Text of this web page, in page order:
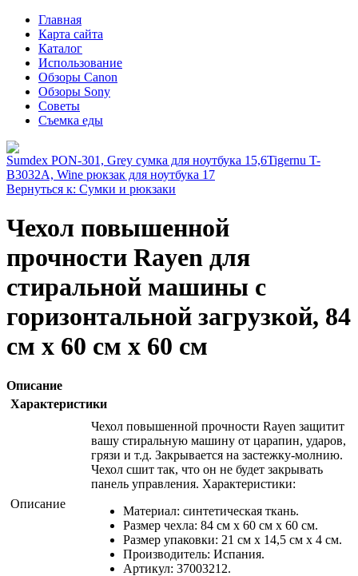
Главная
Карта сайта
Каталог
Использование
Обзоры Canon
Обзоры Sony
Советы
Съемка еды
Sumdex PON-301, Grey сумка для ноутбука 15,6Tigernu T-
B3032A, Wine рюкзак для ноутбука 17
Вернуться к: Сумки и рюкзаки
Чехол повышенной
прочности Rayen для
стиральной машины с
горизонтальной загрузкой, 84
см х 60 см х 60 см
Описание
Характеристики
Описание
Чехол повышенной прочности Rayen защитит
вашу стиральную машину от царапин, ударов,
грязи и т.д. Закрывается на застежку-молнию.
Чехол сшит так, что он не будет закрывать
панель управления. Характеристики:
Материал: синтетическая ткань.
Размер чехла: 84 см х 60 см х 60 см.
Размер упаковки: 21 см х 14,5 см х 4 см.
Производитель: Испания.
Артикул: 37003212.